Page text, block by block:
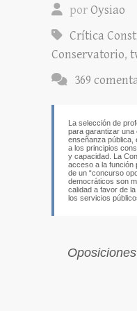
porOysiao
Crítica
Conservatorio,
369
La selección de
para garantizar una
enseñanza pública,
a los principios
y capacidad. La
acceso a la función
de un “concurso­
democráticos son
calidad a favor de
los servicios